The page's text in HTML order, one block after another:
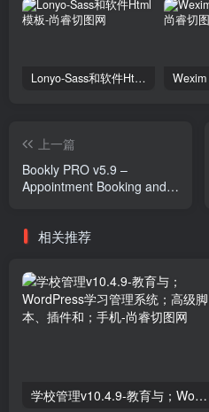
Lonyo-Sass和软件Html模板
上一篇
Bookly PRO v5.9 –
Appointment Booking and
相关推荐
学校管理v10.4.9-教育与；WordPress学习管理系统；高级脚本、插件和；手机